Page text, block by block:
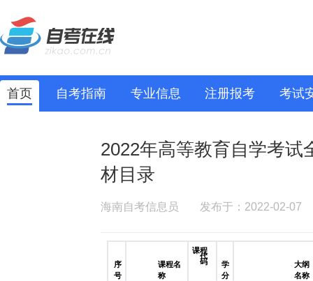
首页 自考指南 专业信息 注册报考 考试
2022年高等教育自学考试
材目录
海南自考信息员 发布于：2022-02-07
序
号
课程名
称
课程
代
码
学
分
大纲
名称